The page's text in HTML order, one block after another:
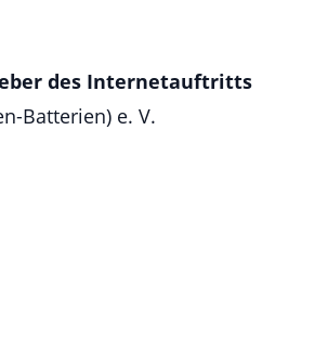
des Internetauftritts
Batterien) e. V.